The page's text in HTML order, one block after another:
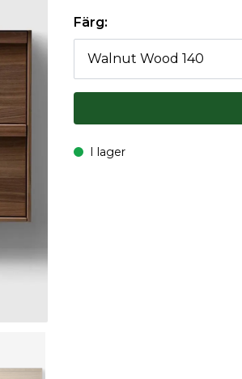
Färg:
I lager